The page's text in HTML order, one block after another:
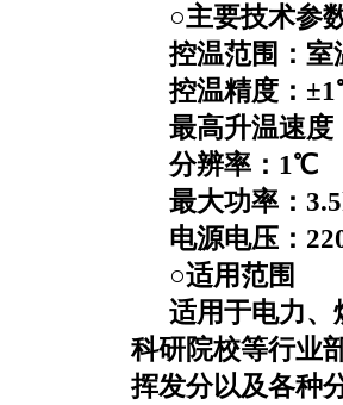
○主要技术参
控温范围：室
控温精度：±1
最高升温速度
分辨率： 1℃
最大功率：
电源电压：
○适用范围
适用于电力、
科研院校等行业
挥发分以及各种